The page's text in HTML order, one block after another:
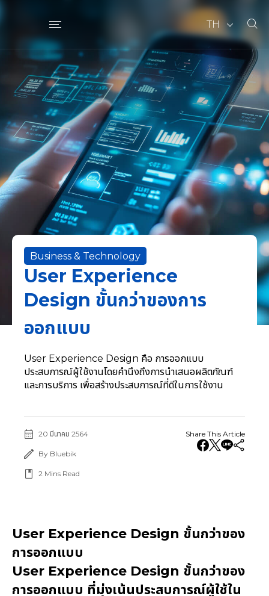
TH
Business & Technology
User Experience
Design ขั้นกว่าของการ
ออกแบบ
User Experience Design คือ การออกแบบ
ประสบการณ์ผู้ใช้งานโดยคำนึงถึงการนำเสนอผลิตภัณฑ์
และการบริการ เพื่อสร้างประสบการณ์ที่ดีในการใช้งาน
20 มีนาคม 2564
By Bluebik
2 Mins Read
Share This Article
User Experience Design ขั้นกว่าของ
การออกแบบ
User Experience Design ขั้นกว่าของ
การออกแบบ ที่มุ่งเน้นประสบการณ์ผู้ใช้ใน